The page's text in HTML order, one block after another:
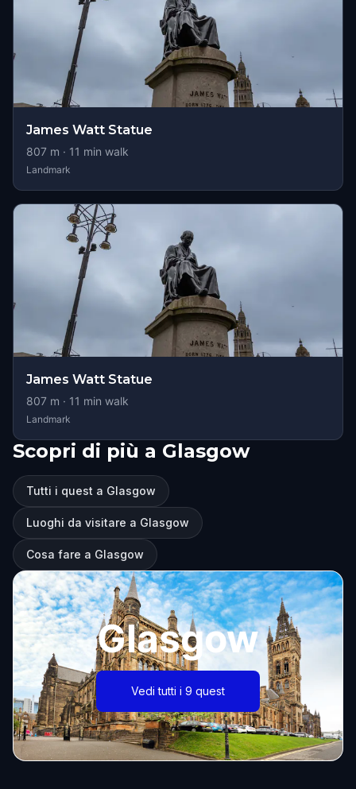
James Watt Statue
807 m · 11 min walk
Landmark
James Watt Statue
807 m · 11 min walk
Landmark
Scopri di più a Glasgow
Tutti i quest a Glasgow
Luoghi da visitare a Glasgow
Cosa fare a Glasgow
Glasgow
Vedi tutti i 9 quest